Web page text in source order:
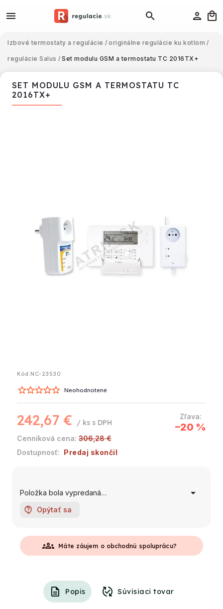
Izbové termostaty a regulácie / originálne regulácie ku kotlom /
regulácie Salus / Set modulu GSM a termostatu TC 2016TX+
SET MODULU GSM A TERMOSTATU TC
2016TX+
Kód:NC-23530
Neohodnotené
306,28 €
–20 %
242,67 € / ks
Predaj skončil
Položka bola vypredaná…
Opýtať sa
groups Máte záujem o obchodnú spoluprácu?
Popis Súvisiaci tovar